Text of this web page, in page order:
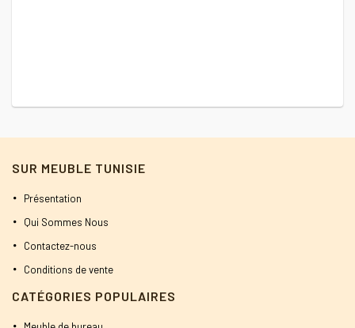
SUR MEUBLE TUNISIE
Présentation
Qui Sommes Nous
Contactez-nous
Conditions de vente
CATÉGORIES POPULAIRES